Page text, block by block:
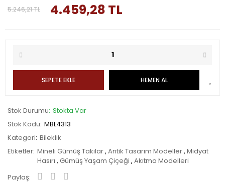
5.246,21 TL 4.459,28 TL
SEPETE EKLE HEMEN AL
Stok Durumu Stokta Var
Stok Kodu MBL4313
Kategori Bileklik
Etiketler Mineli Gümüş Takılar, Antik Tasarım Modeller, Midyat
Hasırı , Gümüş Yaşam Çiçeği , Akıtma Modelleri
Paylaş: